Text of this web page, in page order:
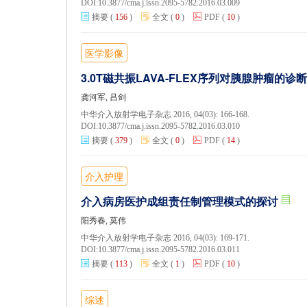
DOI:10.3877/cma.j.issn.2095-5782.2016.03.009
摘要 ( 156 ) 全文 ( 0 ) PDF ( 10 )
医学影像
3.0T磁共振LAVA-FLEX序列对胰腺肿瘤的诊
龚河军, 吕剑
中华介入放射学电子杂志 2016, 04(03): 166-168.
DOI:10.3877/cma.j.issn.2095-5782.2016.03.010
摘要 ( 379 ) 全文 ( 0 ) PDF ( 14 )
介入护理
介入病房医护成组责任制管理模式的探讨
阳秀春, 莫伟
中华介入放射学电子杂志 2016, 04(03): 169-171.
DOI:10.3877/cma.j.issn.2095-5782.2016.03.011
摘要 ( 113 ) 全文 ( 1 ) PDF ( 10 )
综述